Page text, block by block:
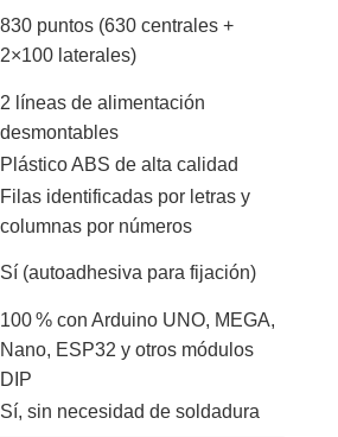
830 puntos (630 centrales +
2×100 laterales)
2 líneas de alimentación
desmontables
Plástico ABS de alta calidad
Filas identificadas por letras y
columnas por números
Sí (autoadhesiva para fijación)
100 % con Arduino UNO, MEGA,
Nano, ESP32 y otros módulos
DIP
Sí, sin necesidad de soldadura